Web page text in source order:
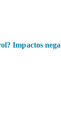
Impactos